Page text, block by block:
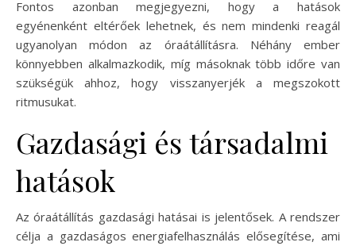
Fontos azonban megjegyezni, hogy a hatások
egyénenként eltérőek lehetnek, és nem mindenki reagál
ugyanolyan módon az óraátállításra. Néhány ember
könnyebben alkalmazkodik, míg másoknak több időre van
szükségük ahhoz, hogy visszanyerjék a megszokott
ritmusukat.
Gazdasági és társadalmi
hatások
Az óraátállítás gazdasági hatásai is jelentősek. A rendszer
célja a gazdaságos energiafelhasználás elősegítése, ami